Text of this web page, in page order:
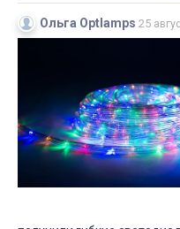
Ольга Optlamps 25